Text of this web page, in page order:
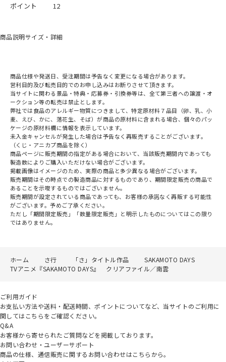
ポイント
12
商品説明サイズ・詳細
商品仕様や発送日、受注期間は予告なく変更になる場合があります。
営利目的及び転売目的でのお申し込みはお断りさせて頂きます。
当サイトに関わる景品・特典・応募券・引換券等は、全て第三者への譲渡・オ
ークション等の転売は禁止とします。
弊社では食品のアレルギー物質につきまして、特定原材料７品目（卵、乳、小
麦、えび、かに、落花生、そば）が商品の原材料に含まれる場合、個々のパッ
ケージの原材料欄に情報を表示しています。
未入金キャンセルが発生した場合は予告なく再販売することがございます。
（くじ・アニカプ商品を除く）
商品ページに販売期間の指定がある場合において、当該販売期間内であっても
製造数によりご購入いただけない場合がございます。
掲載画像はイメージのため、実際の商品と多少異なる場合がございます。
販売期間はその時点での製造商品に対するものであり、期間限定販売の商品で
あることを示唆するものではございません。
販売期間が設定されている商品であっても、お客様の承諾なく再販する可能性
がございます。予めご了承ください。
ただし「期間限定販売」「数量限定販売」と明示したものについてはこの限り
ではありません。
ホーム さ行 「さ」タイトル作品
SAKAMOTO DAYS
TVアニメ『SAKAMOTO DAYS』 クリアファイル／南雲
ご利用ガイド
お支払い方法や送料・配送時間、ポイントについてなど、当サイトのご利用に
関してはこちらをご確認ください。
Q&A
お客様から寄せられたご質問などを掲載しております。
お問い合わせ・ユーザーサポート
商品の仕様、通信販売に関するお問い合わせはこちらから。